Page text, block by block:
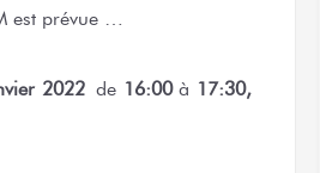
est prévue …
2022de 16:00à 17:30,